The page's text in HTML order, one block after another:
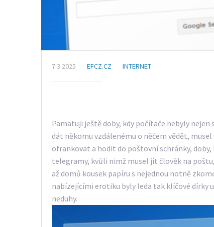
7.3.2025 EFCZ.CZ INTERNET
Pamatuji ještě doby, kdy počítače nebyly
dát někomu vzdálenému o něčem vědět,
ofrankovat a hodit do poštovní schránky,
telegramy, kvůli nimž musel jít člověk na
až domů kousek papíru s nejednou notně
nabízejícími erotiku byly leda tak klíčové dírky
neduhy.